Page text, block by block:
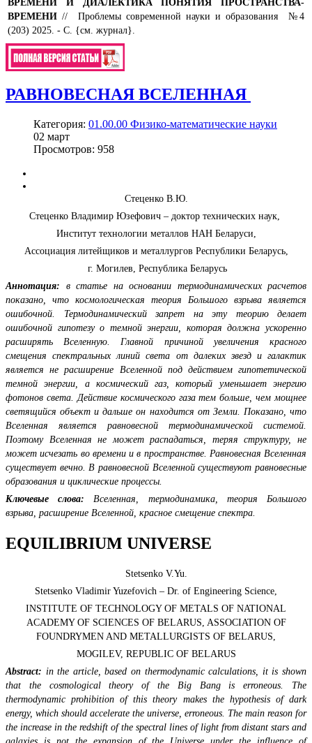
ВРЕМЕНИ И ДИАЛЕКТИКА ПОНЯТИЯ ПРОСТРАНСТВА-
ВРЕМЕНИ // Проблемы современной науки и образования №4
(203) 2025. - С. {см. журнал}.
РАВНОВЕСНАЯ ВСЕЛЕННАЯ
Категория: 01.00.00 Физико-математические науки
02 март
Просмотров: 958
Стеценко В.Ю.
Стеценко Владимир Юзефович – доктор технических наук,
Институт технологии металлов НАН Беларуси,
Ассоциация литейщиков и металлургов Республики Беларусь,
г. Могилев, Республика Беларусь
Аннотация: в статье на основании термодинамических расчетов
показано, что космологическая теория Большого взрыва является
ошибочной. Термодинамический запрет на эту теорию делает
ошибочной гипотезу о темной энергии, которая должна ускоренно
расширять Вселенную. Главной причиной увеличения красного
смещения спектральных линий света от далеких звезд и галактик
является не расширение Вселенной под действием гипотетической
темной энергии, а космический газ, который уменьшает энергию
фотонов света. Действие космического газа тем больше, чем мощнее
светящийся объект и дальше он находится от Земли. Показано, что
Вселенная является равновесной термодинамической системой.
Поэтому Вселенная не может распадаться, теряя структуру, не
может исчезать во времени и в пространстве. Равновесная Вселенная
существует вечно. В равновесной Вселенной существуют равновесные
образования и циклические процессы.
Ключевые слова: Вселенная, термодинамика, теория Большого
взрыва, расширение Вселенной, красное смещение спектра.
EQUILIBRIUM UNIVERSE
Stetsenko V.Yu.
Stetsenko Vladimir Yuzefovich – Dr. of Engineering Science,
INSTITUTE OF TECHNOLOGY OF METALS OF NATIONAL
ACADEMY OF SCIENCES OF BELARUS, ASSOCIATION OF
FOUNDRYMEN AND METALLURGISTS OF BELARUS,
MOGILEV, REPUBLIC OF BELARUS
Abstract: in the article, based on thermodynamic calculations, it is shown
that the cosmological theory of the Big Bang is erroneous. The
thermodynamic prohibition of this theory makes the hypothesis of dark
energy, which should accelerate the universe, erroneous. The main reason for
the increase in the redshift of the spectral lines of light from distant stars and